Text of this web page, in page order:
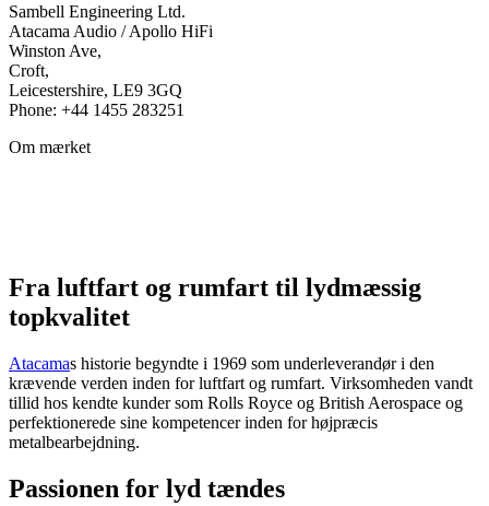
Sambell Engineering Ltd.
Atacama Audio / Apollo HiFi
Winston Ave,
Croft,
Leicestershire, LE9 3GQ
Phone: +44 1455 283251
Om mærket
Fra luftfart og rumfart til lydmæssig
topkvalitet
Atacamas historie begyndte i 1969 som underleverandør i den
krævende verden inden for luftfart og rumfart. Virksomheden vandt
tillid hos kendte kunder som Rolls Royce og British Aerospace og
perfektionerede sine kompetencer inden for højpræcis
metalbearbejdning.
Passionen for lyd tændes